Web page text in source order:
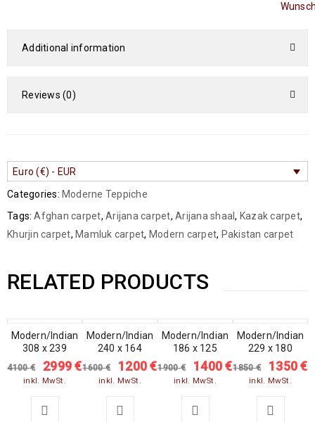
Additional information
Reviews (0)
Euro (€) - EUR
Categories: Moderne Teppiche
Tags: Afghan carpet, Arijana carpet, Arijana shaal, Kazak carpet,
Khurjin carpet, Mamluk carpet, Modern carpet, Pakistan carpet
RELATED PRODUCTS
SALE
Modern/Indian
308 x 239
4100€ 2999€
inkl. MwSt.
SALE
Modern/Indian
240 x 164
1600€ 1200€
inkl. MwSt.
SALE
Modern/Indian
186 x 125
1900€ 1400€
inkl. MwSt.
SALE
Modern/Indian
229 x 180
1850€ 1350€
inkl. MwSt.